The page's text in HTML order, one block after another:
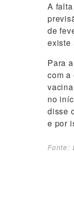
A
de
existe
Para
com a
no
disse
e por
Fonte: